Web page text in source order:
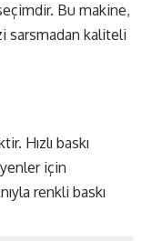
Bu makine,
sarsmadan kaliteli
Hızlı baskı
için
renkli baskı